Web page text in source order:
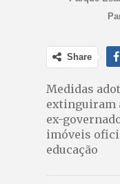
Share
Medidas
extinguiram
ex-
imóveis
educação